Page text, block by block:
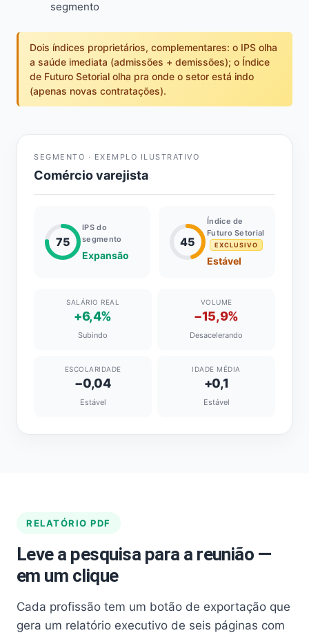
segmento
Dois índices proprietários, complementares: o IPS olha
a saúde imediata (admissões + demissões); o Índice
de Futuro Setorial olha pra onde o setor está indo
(apenas novas contratações).
SEGMENTO · EXEMPLO ILUSTRATIVO
Comércio varejista
75
IPS do
segmento
Expansão
45
Índice de
Futuro Setorial
EXCLUSIVO
Estável
SALÁRIO REAL
+6,4%
Subindo
VOLUME
−15,9%
Desacelerando
ESCOLARIDADE
−0,04
Estável
IDADE MÉDIA
+0,1
Estável
RELATÓRIO PDF
Leve a pesquisa para a reunião —
em um clique
Cada profissão tem um botão de exportação que
gera um relatório executivo de seis páginas com